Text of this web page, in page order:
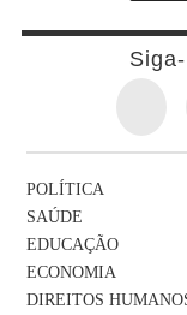
POLÍTICA
SAÚDE
EDUCAÇÃO
ECONOMIA
DIREITOS